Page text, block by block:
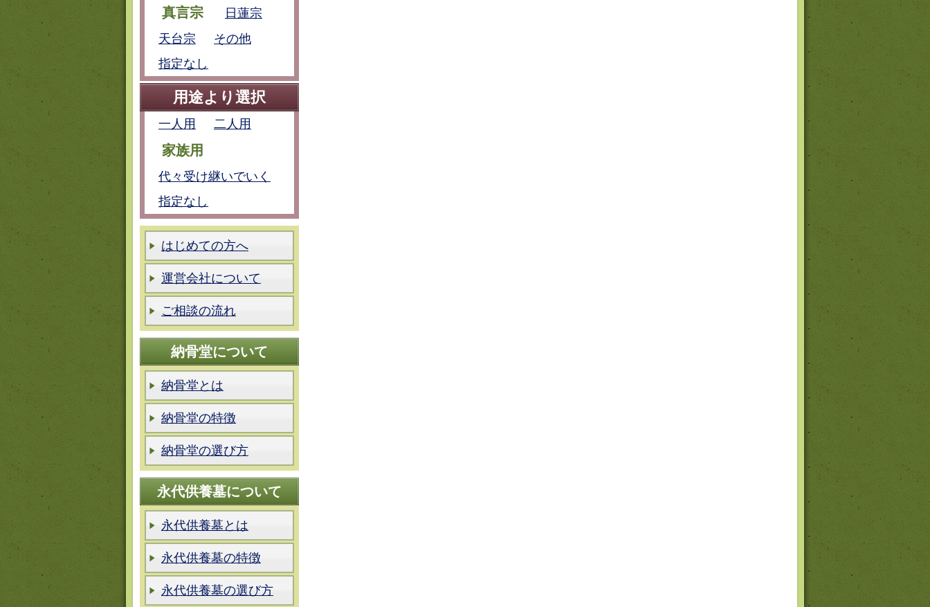
真言宗
日蓮宗
天台宗
その他
指定なし
用途より選択
一人用 二人用
家族用
代々受け継いでいく
指定なし
はじめての方へ
運営会社について
ご相談の流れ
納骨堂について
納骨堂とは
納骨堂の特徴
納骨堂の選び方
永代供養墓について
永代供養墓とは
永代供養墓の特徴
永代供養墓の選び方